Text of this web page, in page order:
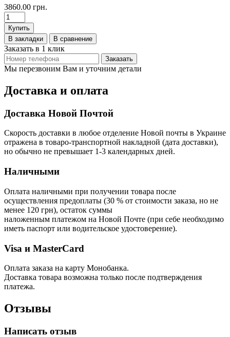
3860.00 грн.
Купить
В закладки
В сравнение
Заказать в 1 клик
Заказать
Мы перезвоним Вам и уточним детали
Доставка и оплата
Доставка Новой Почтой
Скорость доставки в любое отделение Новой почты в Украине
отражена в товаро-транспортной накладной (дата доставки),
но обычно не превышает 1-3 календарных дней.
Наличными
Оплата наличными при получении товара после
осуществления предоплаты (30 % от стоимости заказа, но не
менее 120 грн), остаток суммы
наложенным платежом на Новой Почте (при себе необходимо
иметь паспорт или водительское удостоверение).
Visa и MasterCard
Оплата заказа на карту Монобанка.
Доставка товара возможна только после подтверждения
платежа.
Отзывы
Написать отзыв